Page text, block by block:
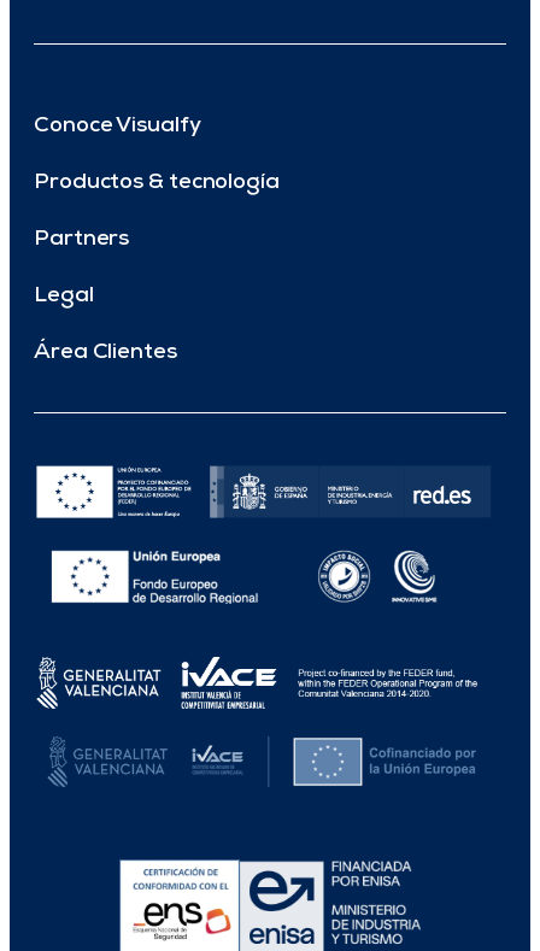
Conoce Visualfy
Productos & tecnología
Partners
Legal
Área Clientes